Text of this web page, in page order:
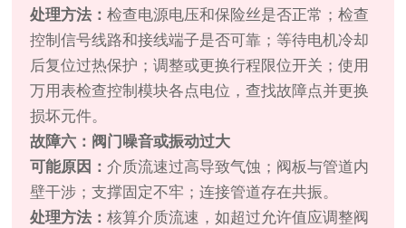
处理方法：检查电源电压和保险丝是否正常；检查
控制信号线路和接线端子是否可靠；等待电机冷却
后复位过热保护；调整或更换行程限位开关；使用
万用表检查控制模块各点电位，查找故障点并更换
损坏元件。
故障六：阀门噪音或振动过大
可能原因：介质流速过高导致气蚀；阀板与管道内
壁干涉；支撑固定不牢；连接管道存在共振。
处理方法：核算介质流速，如超过允许值应调整阀